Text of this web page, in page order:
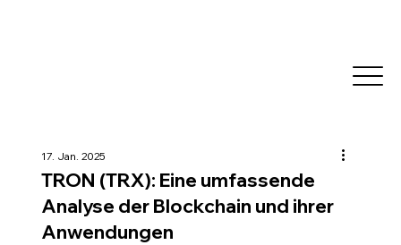
TRON (TRX): Eine umfassende
Analyse der Blockchain und ihrer
Anwendungen
17. Jan. 2025